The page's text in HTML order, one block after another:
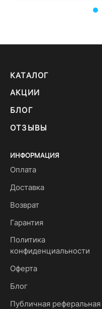
КАТАЛОГ
АКЦИИ
БЛОГ
ОТЗЫВЫ
ИНФОРМАЦИЯ
Оплата
Доставка
Возврат
Гарантия
Политика
конфиденциальности
Оферта
Блог
Публичная реферальная